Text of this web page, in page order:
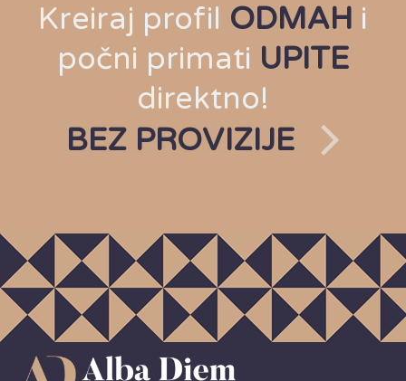
Kreiraj profil ODMAH i
počni primati UPITE
direktno!
BEZ PROVIZIJE